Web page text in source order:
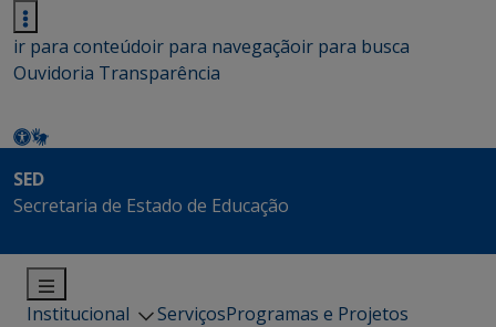
ir para conteúdoir para navegaçãoir para busca
Ouvidoria Transparência
SED
Secretaria de Estado de Educação
Institucional ServiçosProgramas e Projetos